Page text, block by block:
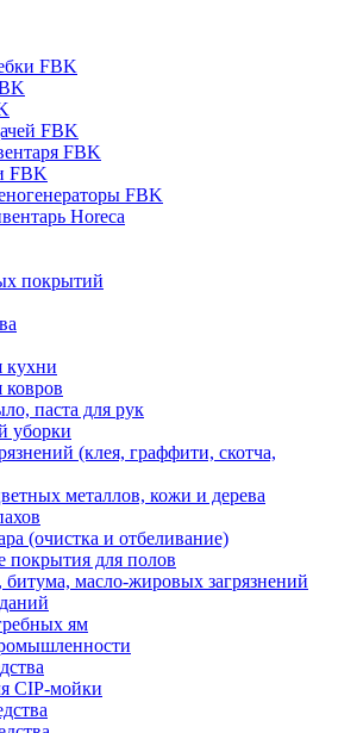
FBK
FBK
FBK
FBK
FBK
Horeca
покрытий
кухни
ковров
паста для рук
уборки
(клея, граффити, скотча,
металлов, кожи и дерева
(очистка и отбеливание)
для полов
битума, масло-жировых загрязнений
ям
CIP-мойки